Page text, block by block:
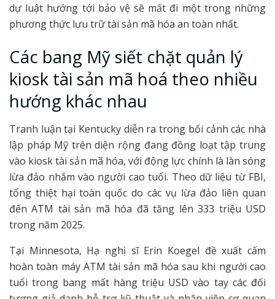
dự luật hướng tới bảo vệ sẽ mất đi một trong những
phương thức lưu trữ tài sản mã hóa an toàn nhất.
Các bang Mỹ siết chặt quản lý
kiosk tài sản mã hoá theo nhiều
hướng khác nhau
Tranh luận tại Kentucky diễn ra trong bối cảnh các nhà
lập pháp Mỹ trên diện rộng đang đồng loạt tập trung
vào kiosk tài sản mã hóa, với động lực chính là làn sóng
lừa đảo nhắm vào người cao tuổi. Theo dữ liệu từ FBI,
tổng thiệt hại toàn quốc do các vụ lừa đảo liên quan
đến ATM tài sản mã hóa đã tăng lên 333 triệu USD
trong năm 2025.
Tại Minnesota, Hạ nghị sĩ Erin Koegel đề xuất cấm
hoàn toàn máy ATM tài sản mã hóa sau khi người cao
tuổi trong bang mất hàng triệu USD vào tay các đối